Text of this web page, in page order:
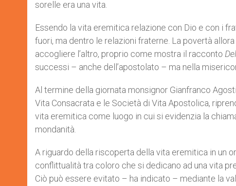
sorelle era una vita.
Essendo la vita eremitica relazione con Dio e con i
fuori, ma dentro le relazioni fraterne. La povertà
accogliere l’altro, proprio come mostra il racconto
successi – anche dell’apostolato – ma nella
Al termine della giornata monsignor Gianfranco
Vita Consacrata e le Società di Vita Apostolica,
vita eremitica come luogo in cui si evidenzia la
mondanità.
A riguardo della riscoperta della vita eremitica in un
conflittualità tra coloro che si dedicano ad una vita
Ciò può essere evitato – ha indicato – mediante la